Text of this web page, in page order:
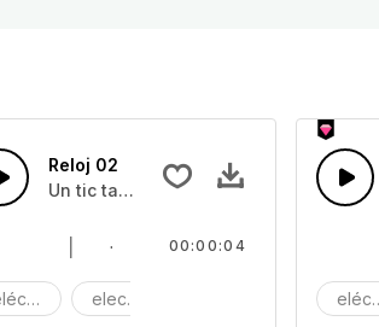
con sting
Reloj 02
Un tic tac del reloj
electrico
00:00:04